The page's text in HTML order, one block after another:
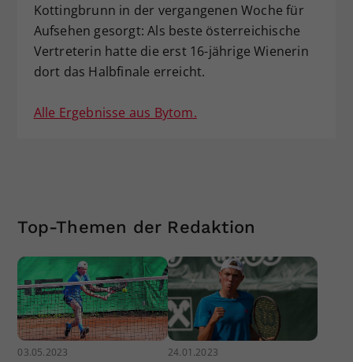
Kottingbrunn in der vergangenen Woche für
Aufsehen gesorgt: Als beste österreichische
Vertreterin hatte die erst 16-jährige Wienerin
dort das Halbfinale erreicht.
Alle Ergebnisse aus Bytom.
Top-Themen der Redaktion
03.05.2023 24.01.2023